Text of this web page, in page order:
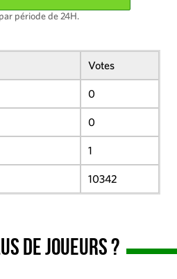
période de 24H.
Votes
0
0
1
10342
de joueurs ?